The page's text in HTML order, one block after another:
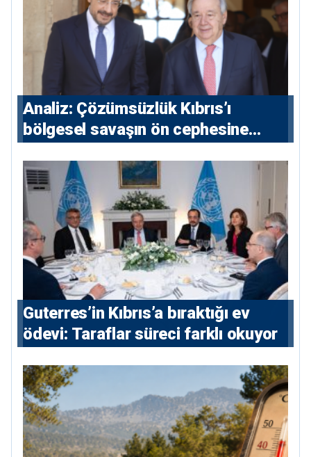
Analiz: Çözümsüzlük Kıbrıs’ı
bölgesel savaşın ön cephesine
Guterres’in Kıbrıs’a bıraktığı ev
ödevi: Taraflar süreci farklı okuyor